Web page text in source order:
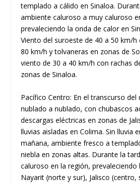
templado a cálido en Sinaloa.
ambiente caluroso a muy caluroso
prevaleciendo la onda de calor en
Viento del suroeste de 40 a 50 km/h
80 km/h y tolvaneras en zonas de
viento de 30 a 40 km/h con rachas
zonas de Sinaloa.
Pacífico Centro: En el transcurso del
nublado a nublado, con chubascos
descargas eléctricas en zonas de
lluvias aisladas en Colima. Sin lluvia
mañana, ambiente fresco a
niebla en zonas altas. Durante la
caluroso en la región, prevaleciendo
Nayarit (norte y sur), Jalisco (centro,